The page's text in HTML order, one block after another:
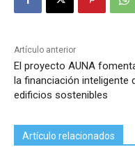
Artículo anterior
El proyecto AUNA
la financiación inteligente
edificios sostenibles
Artículo relacionados